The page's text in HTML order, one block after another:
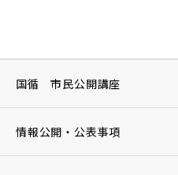
国循 市民公開講座
情報公開・公表事項